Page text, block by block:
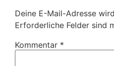
Deine E-Mail-Adresse
Erforderliche Felder sind
Kommentar *